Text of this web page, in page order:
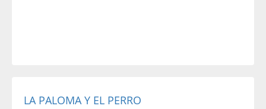
LA PALOMA Y EL PERRO